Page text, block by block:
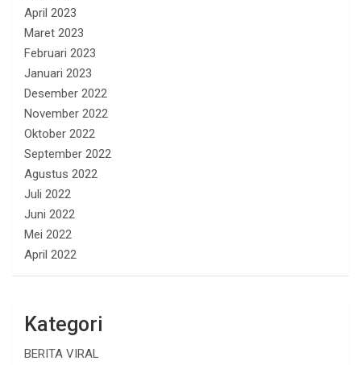
April 2023
Maret 2023
Februari 2023
Januari 2023
Desember 2022
November 2022
Oktober 2022
September 2022
Agustus 2022
Juli 2022
Juni 2022
Mei 2022
April 2022
Kategori
BERITA VIRAL